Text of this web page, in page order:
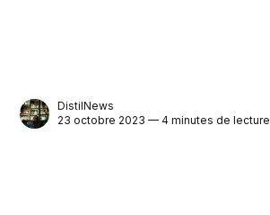
DistilNews
23 octobre 2023 — 4 minutes de lecture